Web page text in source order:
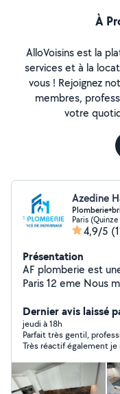
À
AlloVoisins est la
services et à la
vous ! Rejoignez
membres,
votre
Azedine
Paris
4,9/5
Présentation
AF plomberie est
Paris 12 eme Nous mettons à votre service notre savoir-
installation,
prestations couvrent : Réparation de fuites d'eau
Installation et entretien de
salle de bain Débouchage de canalisations ️ Dépannage
rapide et urgent Pourquoi nous choisir ? Intervention
rapide et soignée Devis clair et transparent Artisan de
Dernier avis laissé
jeudi à 18h
Parfait très gentil,
Très réactif également